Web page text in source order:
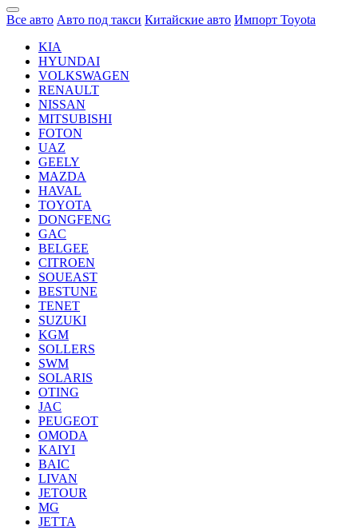
Все авто Авто под такси Китайские авто Импорт Toyota
KIA
HYUNDAI
VOLKSWAGEN
RENAULT
NISSAN
MITSUBISHI
FOTON
UAZ
GEELY
MAZDA
HAVAL
TOYOTA
DONGFENG
GAC
BELGEE
CITROEN
SOUEAST
BESTUNE
TENET
SUZUKI
KGM
SOLLERS
SWM
SOLARIS
OTING
JAC
PEUGEOT
OMODA
KAIYI
BAIC
LIVAN
JETOUR
MG
JETTA